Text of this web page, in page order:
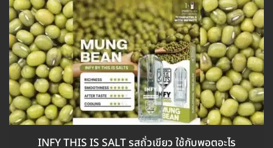
INFY THIS IS SALT รสถั่วเขียว ใช้กับพอตอะไร